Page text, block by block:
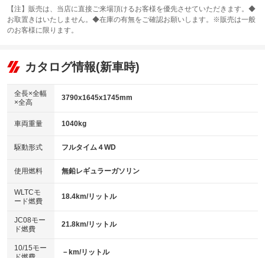
：装備あり
サンルーフ
：装備なし ABS
リフトアップ
：装備なし
：装備なし
パワーウィンドウ
アイドリングストップ
：装備あり
USB入力端子
：装備なし
100V電源
：装備なし
センターデフロック
：装備なし
電動格納ミラー
：装備なし
カーナビ：メモリーナビ他
：装備あり
TV：ワンセグ
：装備あり
ビジュアル
：装備なし
：装備あり
革シート
キーレス
HID(キセノンライト)
：装備なし
バックカメラ
：装備あり
エアロ
：装備なし
：装備なし
パワーシート
ベンチシート
【注】販売は、当店に直接ご来場頂けるお客様を優先させていただきます。◆
お取置きはいたしません。◆在庫の有無をご確認お願いします。※販売は一般
のお客様に限ります。
カタログ情報(新車時)
全長×全幅
×全高
3790x1645x1745mm
車両重量 1040kg
駆動形式 フルタイム４WD
使用燃料 無鉛レギュラーガソリン
WLTCモ
ード燃費
18.4km/リットル
JC08モー
ド燃費
21.8km/リットル
10/15モー
－km/リットル